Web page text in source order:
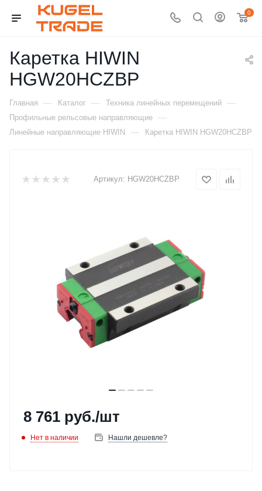
0
Каретка HIWIN
HGW20HCZBP
Главная — Каталог — Техника линейных перемещений —
Профильные рельсовые направляющие —
Линейные направляющие HIWIN — Каретка HIWIN HGW20HCZBP
Артикул: HGW20HCZBP
8 761 руб./шт
Нет в наличии Нашли дешевле?